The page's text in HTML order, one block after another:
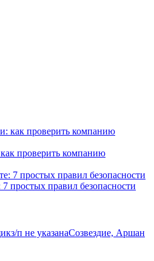
проверить компанию
простых правил безопасности
з/п не указанаСозвездие, Аршан